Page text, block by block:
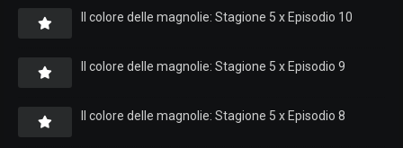
Il colore delle magnolie: Stagione 5 x Episodio 10
Il colore delle magnolie: Stagione 5 x Episodio 9
Il colore delle magnolie: Stagione 5 x Episodio 8